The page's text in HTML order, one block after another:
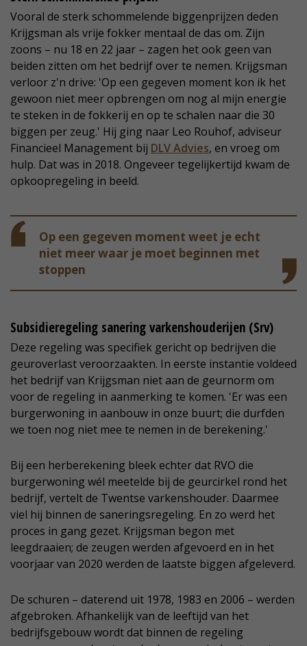
Vooral de sterk schommelende biggenprijzen deden
Krijgsman als vrije fokker mentaal de das om. Zijn
zoons – nu 18 en 22 jaar – zagen het ook geen van
beiden zitten om het bedrijf over te nemen. Krijgsman
verloor z'n drive: 'Op een gegeven moment kon ik het
gewoon niet meer opbrengen om nog al mijn energie
te steken in de fokkerij en op te schalen naar die 30
biggen per zeug.' Hij ging naar Leo Rouhof, adviseur
Financieel Management bij DLV Advies, en vroeg om
hulp. Dat was in 2018. Ongeveer tegelijkertijd kwam de
opkoopregeling in beeld.
Op een gegeven moment weet je echt
niet meer waar je moet beginnen met
stoppen
Subsidieregeling sanering varkenshouderijen (Srv)
Deze regeling was specifiek gericht op bedrijven die
geuroverlast veroorzaakten. In eerste instantie voldeed
het bedrijf van Krijgsman niet aan de geurnorm om
voor de regeling in aanmerking te komen. 'Er was een
burgerwoning in aanbouw in onze buurt; die durfden
we toen nog niet mee te nemen in de berekening.'
Bij een herberekening bleek echter dat RVO die
burgerwoning wél meetelde bij de geurcirkel rond het
bedrijf, vertelt de Twentse varkenshouder. Daarmee
viel hij binnen de saneringsregeling. En zo werd het
proces in gang gezet. Krijgsman begon met
leegdraaien; de zeugen werden afgevoerd en in het
voorjaar van 2020 werden de laatste biggen afgeleverd.
De schuren – daterend uit 1978, 1983 en 2006 – werden
afgebroken. Afhankelijk van de leeftijd van het
bedrijfsgebouw wordt dat binnen de regeling